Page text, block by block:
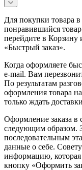
Для покупки товара
понравившийся товар
перейдите в
«Быстрый заказ».
Когда оформляете
e-mail. Вам
По результатам
оформления товара
только ждать
Оформление заказа в
следующим образом.
последовательным
данные о себе.
информацию,
кнопку «Оформить